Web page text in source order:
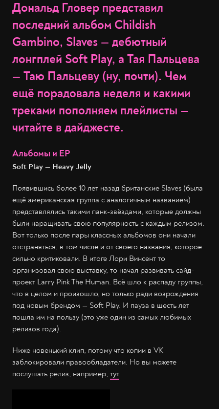
Дональд Гловер представил
последний альбом Childish
Gambino, Slaves — дебютный
лонгплей Soft Play, а Тая Пальцева
— Таю Пальцеву (ну, почти). Чем
ещё порадовала неделя и какими
треками пополняем плейлисты —
читайте в дайджесте.
Альбомы и EP
Soft Play — Heavy Jelly
Появившись более 10 лет назад британские Slaves (была
ещё американская группа с аналогичным названием)
представлялись такими панк-звёздами, которые должны
были наращивать свою популярность с каждым релизом.
Вот только после пары классных альбомов они начали
отстраняться, в том числе и от своего названия, которое
сильно критиковали. В итоге Лори Винсент то
организовал свою выставку, то начал развивать сайд-
проект Larry Pink The Human. Всё шло к распаду группы,
что в целом и произошло, но только ради возрождения
под новым брендом — Soft Play. И пауза в шесть лет
пошла им на пользу (это уже один из самых любимых
релизов года).
Ниже новенький клип, потому что копии в VK
заблокировали правообладатели. Но вы можете
послушать релиз, например, тут.